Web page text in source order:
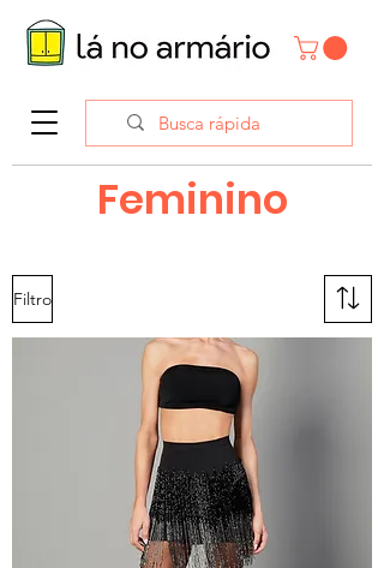
Feminino
Filtro